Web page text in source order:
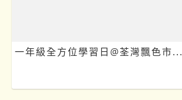
一年級全方位學習日@荃灣飄色市...